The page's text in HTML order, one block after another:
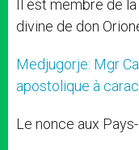
Il est membre de
divine de don
Medjugorje: Mgr
apostolique à
Le nonce aux